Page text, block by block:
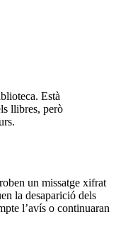
Està
llibres, però
un missatge xifrat
la desaparició dels
l’avís o continuaran